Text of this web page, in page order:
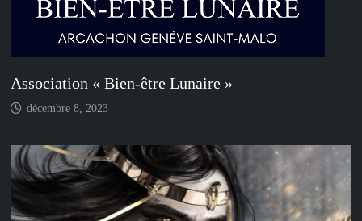
Association « Bien-être Lunaire »
décembre 8, 2023